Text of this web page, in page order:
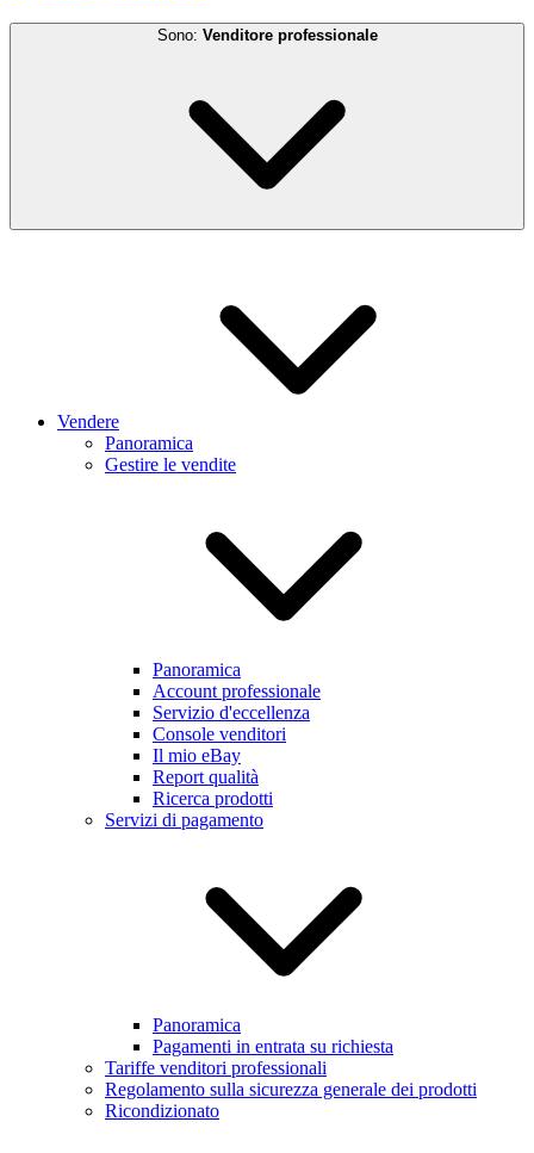
Sono: Venditore professionale
Vendere
Panoramica
Gestire le vendite
Panoramica
Account professionale
Servizio d'eccellenza
Console venditori
Il mio eBay
Report qualità
Ricerca prodotti
Servizi di pagamento
Panoramica
Pagamenti in entrata su richiesta
Tariffe venditori professionali
Regolamento sulla sicurezza generale dei prodotti
Ricondizionato